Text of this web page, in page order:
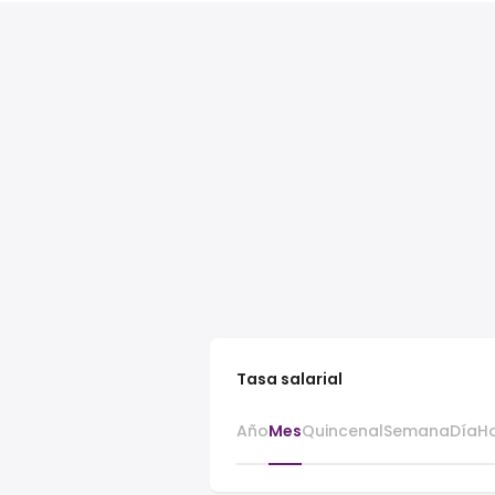
Tasa salarial
AñoMesQuincenalSemanaDía